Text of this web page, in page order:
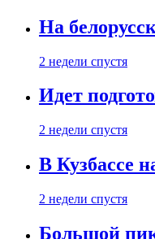
На
2 недели спустя
Идет
2 недели спустя
В Кузбассе
2 недели спустя
Большой